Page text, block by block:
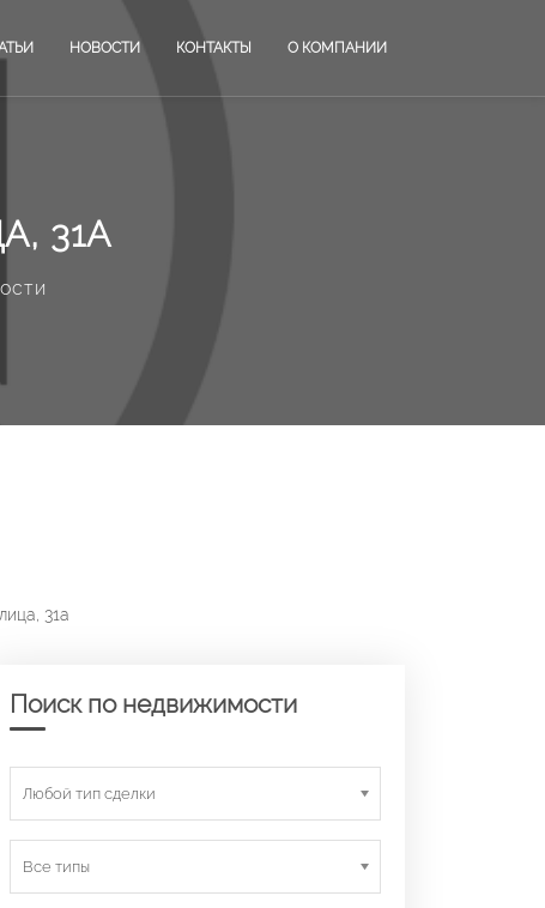
НОВОСТИ КОНТАКТЫ О КОМПАНИИ
31А
31а
Поиск по недвижимости
Любой тип сделки
Все типы